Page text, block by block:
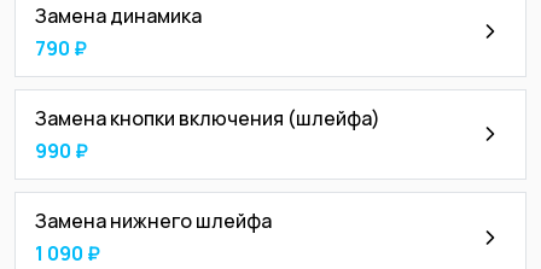
Замена динамика
790 ₽
Замена кнопки включения (шлейфа)
990 ₽
Замена нижнего шлейфа
1 090 ₽